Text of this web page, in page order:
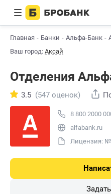
Главная Банки Альфа-Банк
Ваш город: Аксай
Отделения
8 800 2000
alfabank.ru
Лицензия:
3.5 (547 оценок)